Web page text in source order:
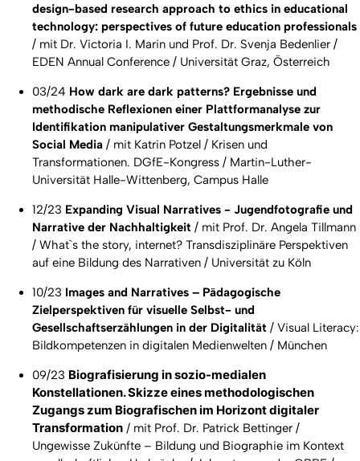
design-based research approach to ethics in educational
technology: perspectives of future education professionals
/ mit Dr. Victoria I. Marin und Prof. Dr. Svenja Bedenlier /
EDEN Annual Conference / Universität Graz, Österreich
03/24 How dark are dark patterns? Ergebnisse und
methodische Reflexionen einer Plattformanalyse zur
Identifikation manipulativer Gestaltungsmerkmale von
Social Media / mit Katrin Potzel / Krisen und
Transformationen. DGfE-Kongress / Martin-Luther-
Universität Halle-Wittenberg, Campus Halle
12/23 Expanding Visual Narratives - Jugendfotografie und
Narrative der Nachhaltigkeit / mit Prof. Dr. Angela Tillmann
/ What`s the story, internet? Transdisziplinäre Perspektiven
auf eine Bildung des Narrativen / Universität zu Köln
10/23 Images and Narratives – Pädagogische
Zielperspektiven für visuelle Selbst- und
Gesellschaftserzählungen in der Digitalität / Visual Literacy:
Bildkompetenzen in digitalen Medienwelten / München
09/23 Biografisierung in sozio-medialen
Konstellationen. Skizze eines methodologischen
Zugangs zum Biografischen im Horizont digitaler
Transformation / mit Prof. Dr. Patrick Bettinger /
Ungewisse Zukünfte – Bildung und Biographie im Kontext